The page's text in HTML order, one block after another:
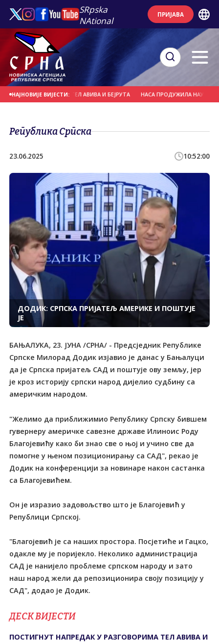
SRpska
NAtional
ПРИЈАВА
НАЈНОВИЈЕ ВИЈЕСТИ:
У РАЗГОВОРИМА ТЕЛ АВИВА И БЕЈРУТА НАСА ПРОДУЖИЛА НАУЧНУ
Република Српска
23.06.2025 10:52:00
ДОДИК: СРПСКА ПРИЈАТЕЉ АМЕРИКЕ И ПОШТУЈЕ
ЈЕ
БАЊАЛУКА, 23. ЈУНА /СРНА/ - Предсједник Републике
Српске Милорад Додик изјавио је данас у Бањалуци
да је Српска пријатељ САД и поштује ову земљу, јер
је кроз историју српски народ дијелио судбину са
америчким народом.
"Желимо да приближимио Републику Српску бившем
гувернеру америчке савезне државе Илиноис Роду
Благојевићу како би знао све о њој и учино све да
помогне у њеном позиционирању са САД", рекао је
Додик на конференцији за новинаре након састанка
са Благојевићем.
Он је изразио задовољство што је Благојевић у
Републици Српској.
"Благојевић је са наших простора. Посјетиће и Гацко,
одакле му је поријекло. Неколико администрација
САД је нанијело проблеме српском народу и зато
наш народ жели да репозиционира своју позицију у
САД", додао је Додик.
ДЕСК ВИЈЕСТИ
ПОСТИГНУТ НАПРЕДАК У РАЗГОВОРИМА ТЕЛ АВИВА И